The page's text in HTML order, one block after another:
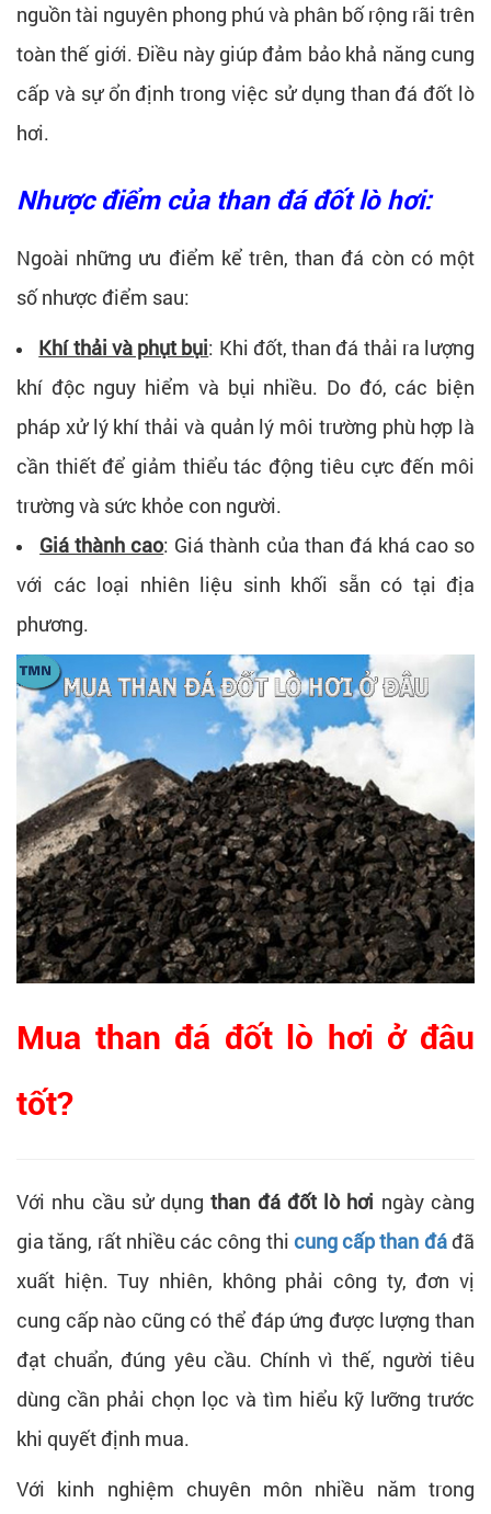
nguồn tài nguyên phong phú và phân bố rộng rãi trên
toàn thế giới. Điều này giúp đảm bảo khả năng cung
cấp và sự ổn định trong việc sử dụng than đá đốt lò
hơi.
Nhược điểm của than đá đốt lò hơi:
Ngoài những ưu điểm kể trên, than đá còn có một
số nhược điểm sau:
Khí thải và phụt bụi: Khi đốt, than đá thải ra lượng
khí độc nguy hiểm và bụi nhiều. Do đó, các biện
pháp xử lý khí thải và quản lý môi trường phù hợp là
cần thiết để giảm thiểu tác động tiêu cực đến môi
trường và sức khỏe con người.
Giá thành cao: Giá thành của than đá khá cao so
với các loại nhiên liệu sinh khối sẵn có tại địa
phương.
Mua than đá đốt lò hơi ở đâu
tốt?
Với nhu cầu sử dụngthan đá đốt lò hơi ngày càng
gia tăng, rất nhiều các công thi cung cấp than đáđã
xuất hiện. Tuy nhiên, không phải công ty, đơn vị
cung cấp nào cũng có thể đáp ứng được lượng than
đạt chuẩn, đúng yêu cầu. Chính vì thế, người tiêu
dùng cần phải chọn lọc và tìm hiểu kỹ lưỡng trước
khi quyết định mua.
Với kinh nghiệm chuyên môn nhiều năm trong